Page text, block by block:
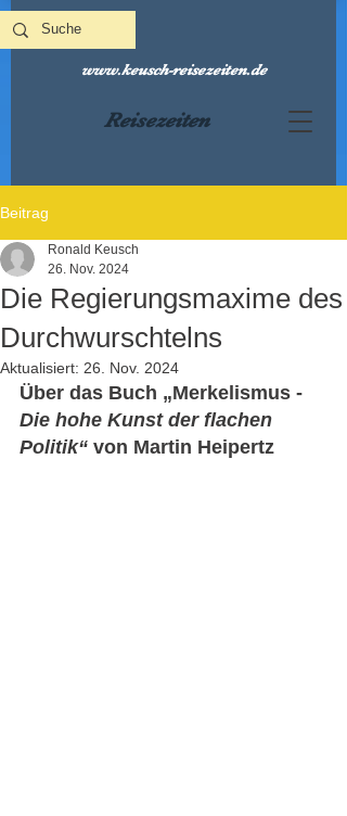
Reisezeiten
www.keusch-reisezeiten.de
Beitrag
Die Regierungsmaxime des
Durchwurschtelns
Ronald Keusch
26. Nov. 2024
Aktualisiert: 26. Nov. 2024
Über das Buch „Merkelismus -
Die hohe Kunst der flachen
Politik“ von Martin Heipertz